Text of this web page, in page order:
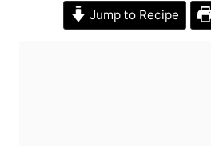
Jump to Recipe